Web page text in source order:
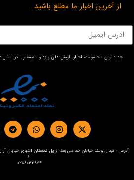
از آخرین اخبار ما مطلع باشید...
جدید ترین محصولات، اخبار، فروش های ویژه و… بیستتر را در ایمیل
6
02188033974